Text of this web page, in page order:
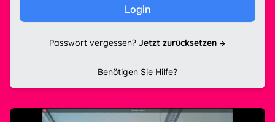
Login
Passwort vergessen? Jetzt zurücksetzen
Benötigen Sie Hilfe?